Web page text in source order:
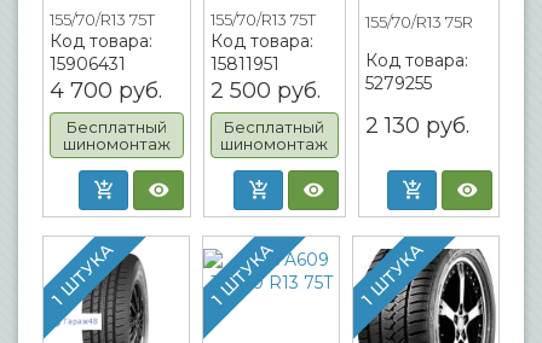
155/70/R13 75T
Код товара:
15906431
4 700 руб.
Бесплатный
шиномонтаж
155/70/R13 75T
Код товара:
15811951
2 500 руб.
Бесплатный
шиномонтаж
155/70/R13 75R
Код товара:
5279255
2 130 руб.
1 ШТУКА 1 ШТУКА 1 ШТУКА